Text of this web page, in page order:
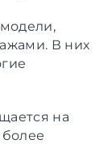
В них
на